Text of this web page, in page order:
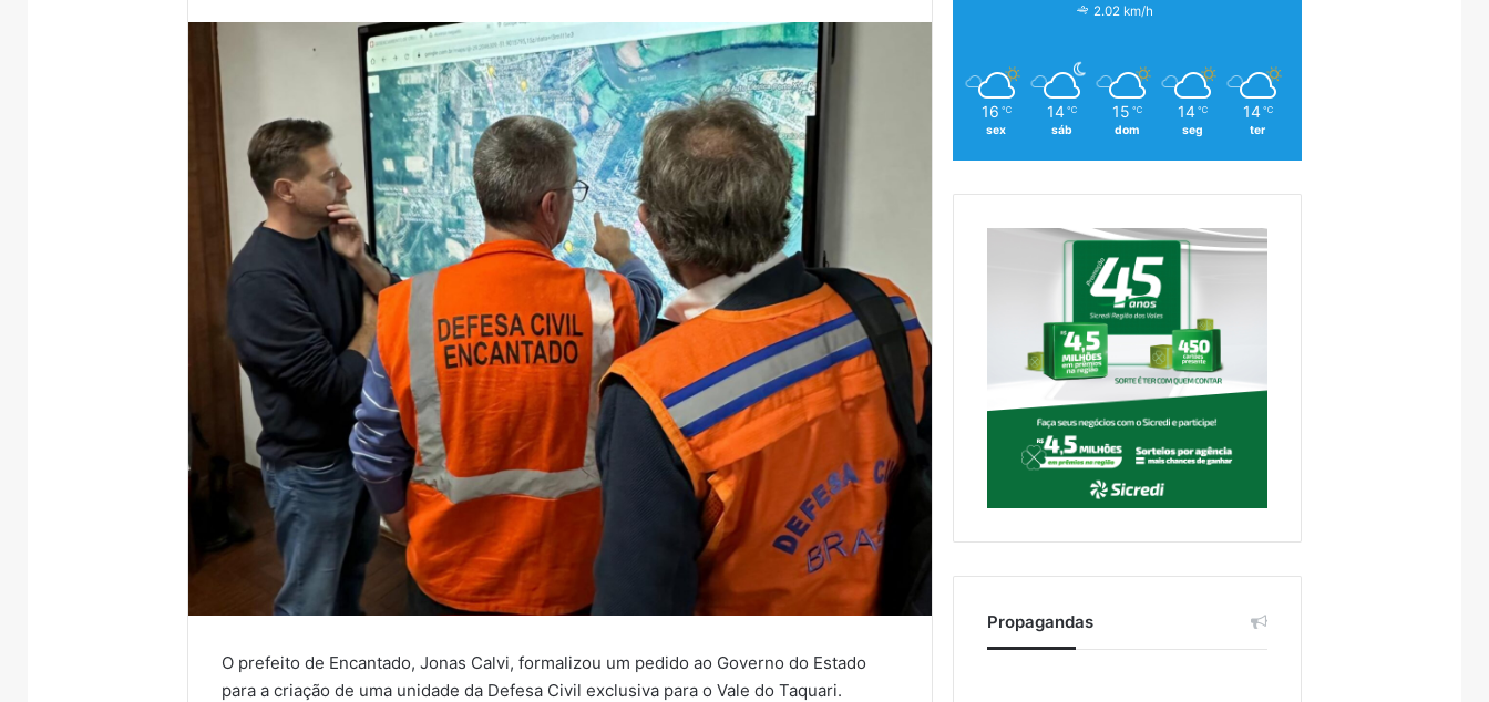
O prefeito de Encantado, Jonas Calvi, formalizou um pedido ao Governo do Estado
para a criação de uma unidade da Defesa Civil exclusiva para o Vale do Taquari.
2.02 km/h
16 ℃
sex
14 ℃
sáb
15 ℃
dom
14 ℃
seg
14 ℃
ter
Propagandas